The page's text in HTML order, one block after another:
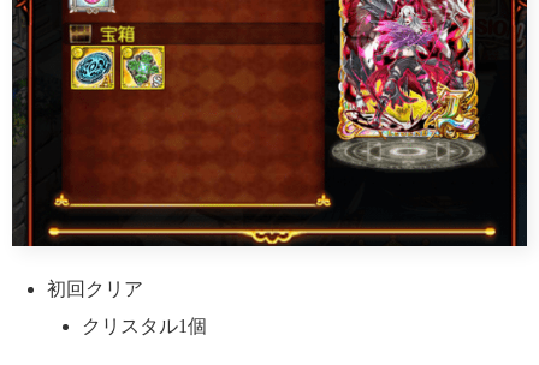
初回クリア
クリスタル1個